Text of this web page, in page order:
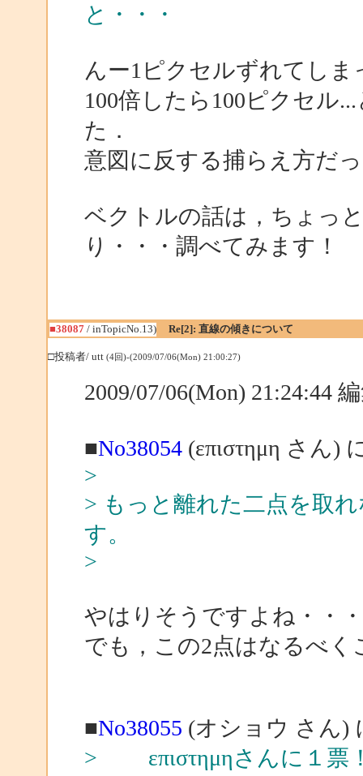
と・・・
んー1ピクセルずれてしま
100倍したら100ピクセル
た．
意図に反する捕らえ方だ
ベクトルの話は，ちょっ
り・・・調べてみます！
■38087/ inTopicNo.13) Re[2]: 直線の傾きについて
□投稿者/ utt (4回)-(2009/07/06(Mon) 21:00:27)
2009/07/06(Mon) 21:24:44
■No38054(επιστημη さん)
>
> もっと離れた二点を取
す。
>
やはりそうですよね・・・
でも，この2点はなるべ
■No38055 (オショウ さん)
> επιστημηさんに１票